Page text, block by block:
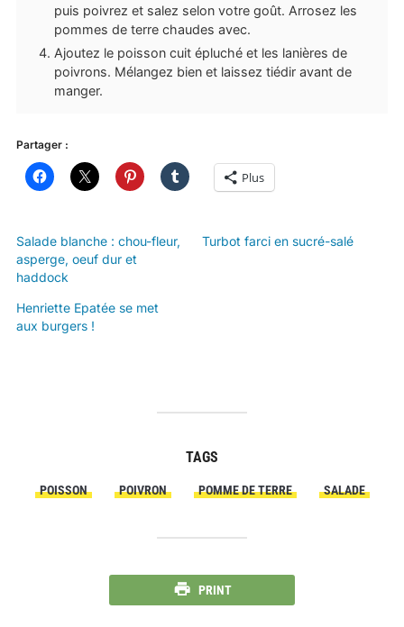
puis poivrez et salez selon votre goût. Arrosez les
pommes de terre chaudes avec.
Ajoutez le poisson cuit épluché et les lanières de
poivrons. Mélangez bien et laissez tiédir avant de
manger.
Partager :
Plus
Salade blanche : chou-fleur,
asperge, oeuf dur et
haddock
Turbot farci en sucré-salé
Henriette Epatée se met
aux burgers !
TAGS
POISSON POIVRON POMME DE TERRE SALADE
PRINT